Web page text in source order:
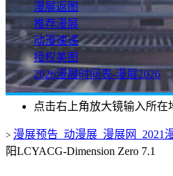
漫展返图
推荐漫展
动漫速递
授权美图
2026漫展时间表-漫展2026
点击右上角放大镜输入所在
> 漫展预告_动漫展_漫展网_2021
阳LCYACG-Dimension Zero 7.1